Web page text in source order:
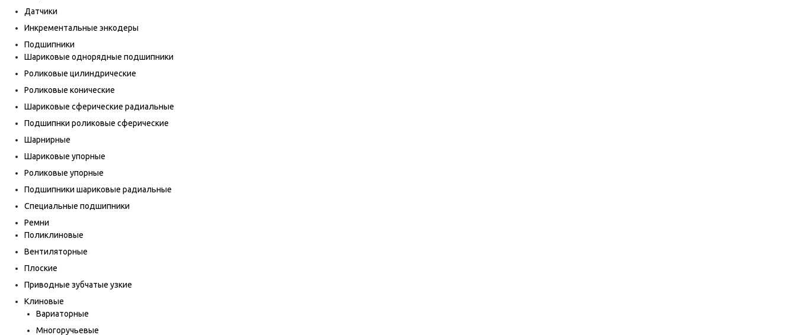
Датчики
Инкрементальные энкодеры
Подшипники
Шариковые однорядные подшипники
Роликовые цилиндрические
Роликовые конические
Шариковые сферические радиальные
Подшипнки роликовые сферические
Шарнирные
Шариковые упорные
Роликовые упорные
Подшипники шариковые радиальные
Специальные подшипники
Ремни
Поликлиновые
Вентиляторные
Плоские
Приводные зубчатые узкие
Клиновые
Вариаторные
Многоручьевые